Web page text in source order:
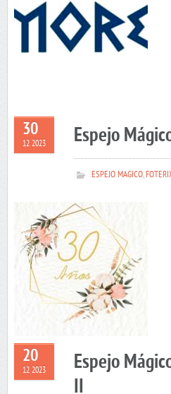
30
12 2023 Espejo
ESPEJO MAGICO,
20
12 2023
Espejo
II